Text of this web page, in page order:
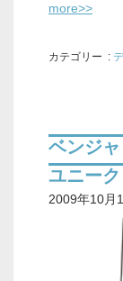
more>>
カテゴリー :
ベンジ
ユニー
2009年10月